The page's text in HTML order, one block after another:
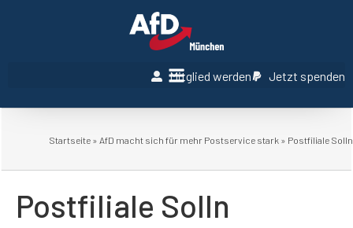
Mitglied werden Jetzt spenden
Startseite » AfD macht sich für mehr Postservice stark » Postfiliale Solln
Postfiliale Solln